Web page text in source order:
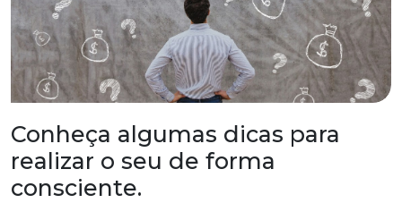
Conheça algumas dicas para
realizar o seu de forma
consciente.